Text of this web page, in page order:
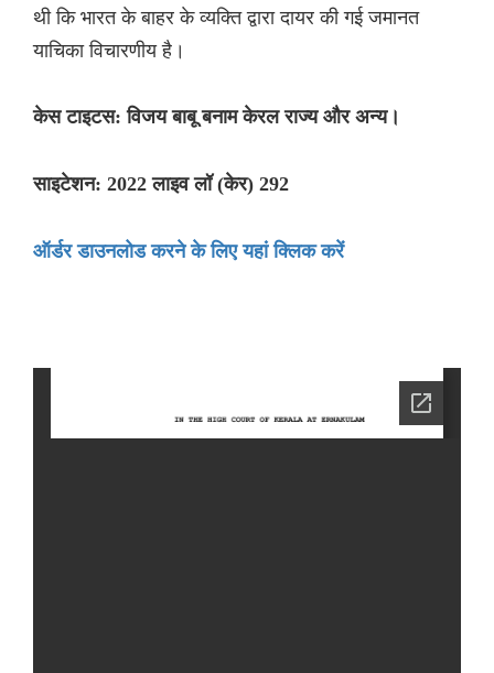
थी कि भारत के बाहर के व्यक्ति द्वारा दायर की गई जमानत
याचिका विचारणीय है।
केस टाइटस: विजय बाबू बनाम केरल राज्य और अन्य।
साइटेशन: 2022 लाइव लॉ (केर) 292
ऑर्डर डाउनलोड करने के लिए यहां क्लिक करें